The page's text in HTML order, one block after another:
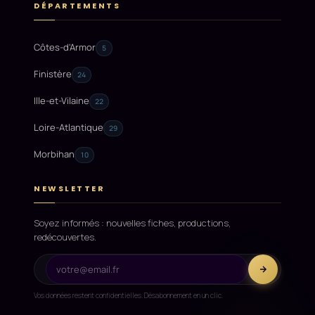
DÉPARTEMENTS
Côtes-d'Armor 5
Finistère 24
Ille-et-Vilaine 22
Loire-Atlantique 29
Morbihan 10
NEWSLETTER
Soyez informés : nouvelles fiches, productions,
redécouvertes.
Vos données restent confidentielles. Désabonnement en un clic.